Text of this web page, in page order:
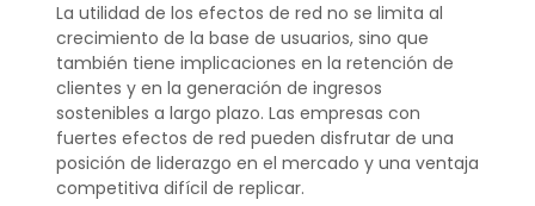
La utilidad de los efectos de red no se limita al
crecimiento de la base de usuarios, sino que
también tiene implicaciones en la retención de
clientes y en la generación de ingresos
sostenibles a largo plazo. Las empresas con
fuertes efectos de red pueden disfrutar de una
posición de liderazgo en el mercado y una ventaja
competitiva difícil de replicar.